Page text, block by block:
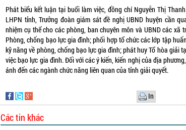
Phát biểu kết luận tại buổi làm việc, đồng chí Nguyễn Thị
LHPN tỉnh, Trưởng đoàn giám sát đề nghị UBND huyện cần
nhiệm cụ thể cho các phòng, ban chuyên môn và UBND các xã
Phòng, chống bạo lực gia đình; phối hợp tổ chức các lớp tập
kỹ năng về phòng, chống bạo lực gia đình; phát huy Tổ hòa giải
việc bạo lực gia đình. Đối với các ý kiến, kiến nghị của địa
ánh đến các ngành chức năng liên quan của tỉnh giải
In
Các tin khác